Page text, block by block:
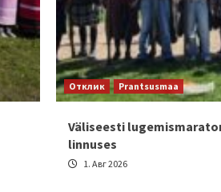
Отклик Prantsusmaa
Väliseesti
linnuses
1. Авг 2026